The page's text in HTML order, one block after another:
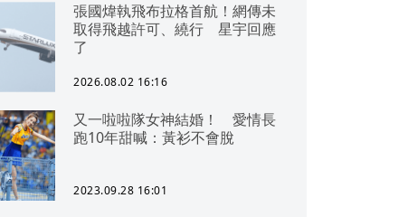
張國煒執飛布拉格首航！網傳未
取得飛越許可、繞行 星宇回應
了
2026.08.02 16:16
又一啦啦隊女神結婚！ 愛情長
跑10年甜喊：黃衫不會脫
2023.09.28 16:01